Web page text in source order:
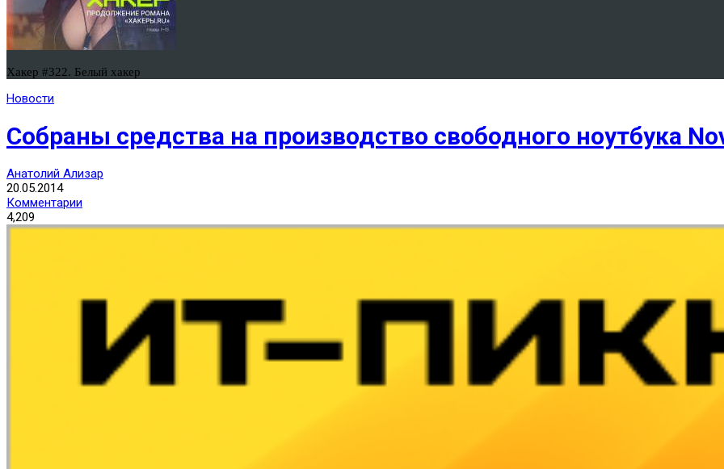
Хакер #322. Белый хакер
Новости
Cобраны средства на производство свободного ноутбука
Анатолий Ализар
20.05.2014
Комментарии
4,209